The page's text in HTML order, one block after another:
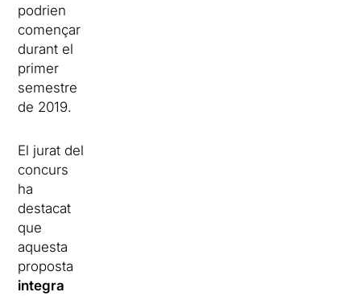
podrien
començar
durant el
primer
semestre
de 2019.
El jurat del
concurs
ha
destacat
que
aquesta
proposta
integra